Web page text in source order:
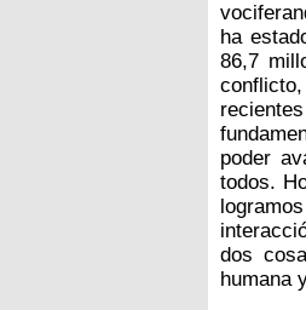
ha
86,7
poder
todos.
dos
humana